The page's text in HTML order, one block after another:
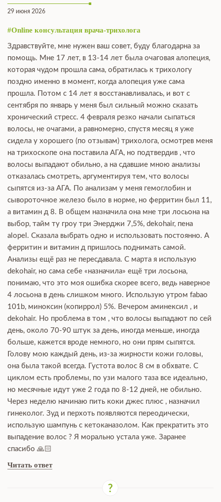
29 июня 2026
#Online консультация врача-трихолога
Здравствуйте, мне нужен ваш совет, буду благодарна за
помощь. Мне 17 лет, в 13-14 лет была очаговая алопеция,
которая чудом прошла сама, обратилась к трихологу
поздно именно в момент, когда алопеция уже сама
прошла. Потом с 14 лет я восстанавливалась, и вот с
сентября по январь у меня был сильный можно сказать
хронический стресс. 4 февраля резко начали сыпаться
волосы, не очагами, а равномерно, спустя месяц я уже
сидела у хорошего (по отзывам) трихолога, осмотрев меня
на трихоскопе она поставила АГА, но подтвердив , что
волосы выпадают обильно, а на сдавшие мною анализы
отказалась смотреть, аргументируя тем, что волосы
сыпятся из-за АГА. По анализам у меня гемоглобин и
сывороточное железо было в норме, но ферритин был 11,
а витамин д 8. В общем назначила она мне три лосьона на
выбор, тайм ту гроу три Энерджи 7,5%, dekohair, пена
alopel. Сказала выбрать одно и использовать постоянно. А
ферритин и витамин д пришлось поднимать самой.
Анализы ещё раз не пересдавала. С марта я использую
dekohair, но сама себе «назначила» ещё три лосьона,
понимаю, что это моя ошибка скорее всего, ведь наверное
4 лосьона в день слишком много. Использую утром fabao
101b, миноксин (копиррол) 5%. Вечером аминексил , и
dekohair. Но проблема в том , что волосы выпадают по сей
день, около 70-90 штук за день, иногда меньше, иногда
больше, кажется вроде немного, но они прям сыпятся.
Голову мою каждый день, из-за жирности кожи головы,
она была такой всегда. Густота волос 8 см в обхвате. С
циклом есть проблемы, по узи малого таза все идеально,
но месячные идут уже 2 года по 8-12 дней, не обильно.
Через неделю начинаю пить коки джес плюс , назначил
гинеколог. Зуд и перхоть появляются переодически,
использую шампунь с кетоканазолом. Как прекратить это
выпадение волос ? Я морально устала уже. Заранее
спасибо 🙏🏻
Читать ответ